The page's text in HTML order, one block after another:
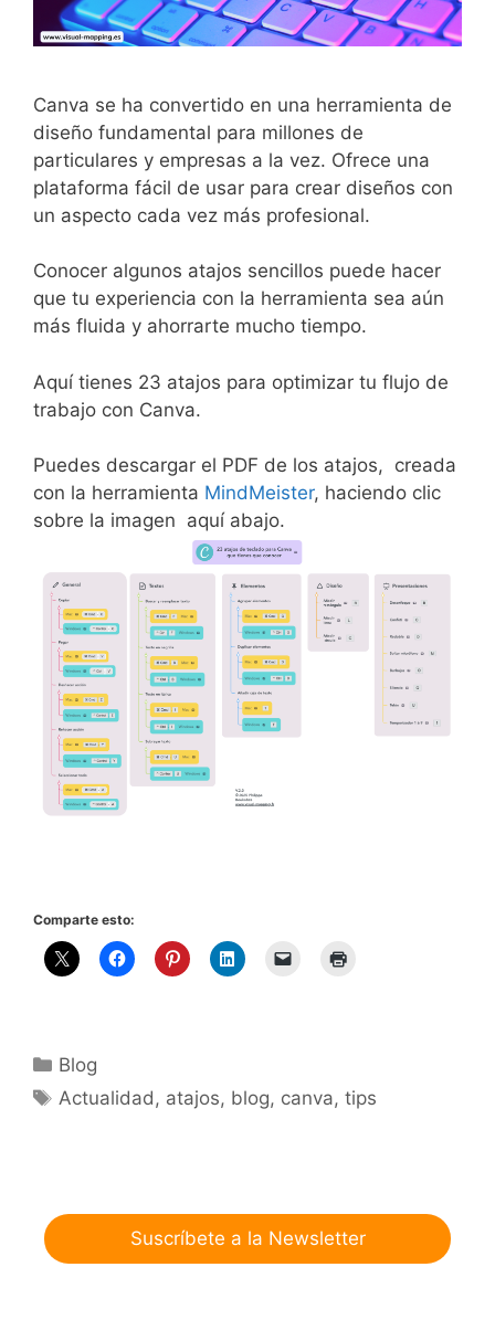
Canva se ha convertido en una herramienta de
diseño fundamental para millones de
particulares y empresas a la vez. Ofrece una
plataforma fácil de usar para crear diseños con
un aspecto cada vez más profesional.
Conocer algunos atajos sencillos puede hacer
que tu experiencia con la herramienta sea aún
más fluida y ahorrarte mucho tiempo.
Aquí tienes 23 atajos para optimizar tu flujo de
trabajo con Canva.
Puedes descargar el PDF de los atajos, creada
con la herramienta MindMeister, haciendo clic
sobre la imagen aquí abajo.
Comparte esto:
Categorías
Blog
Etiquetas
Actualidad , atajos, blog, canva,tips
Suscríbete a la Newsletter